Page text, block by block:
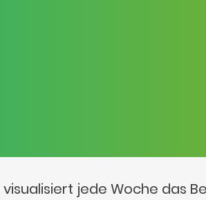
visualisiert jede Woche das